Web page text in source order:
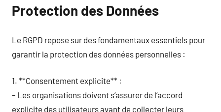
Protection des Données
Le RGPD repose sur des fondamentaux essentiels pour
garantir la protection des données personnelles :
1. **Consentement explicite** :
– Les organisations doivent s’assurer de l’accord
explicite des utilisateurs avant de collecter leurs